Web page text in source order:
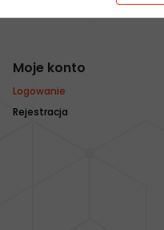
Moje konto
Logowanie
Rejestracja